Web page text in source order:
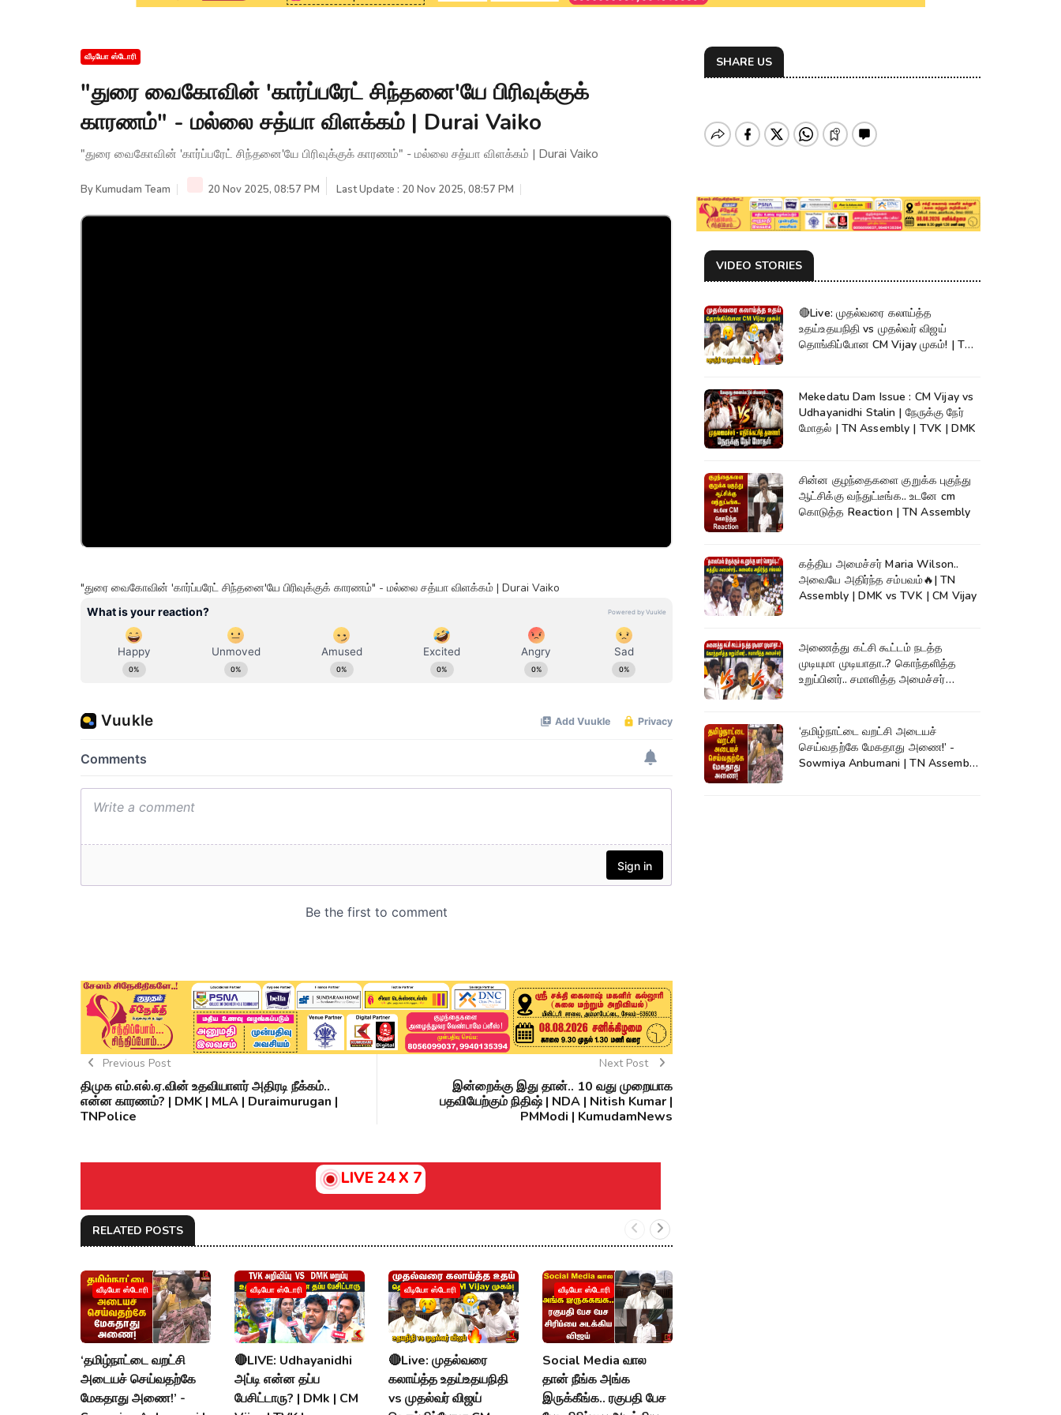
வீடியோ ஸ்டோரி
"துரை வைகோவின் 'கார்ப்பரேட் சிந்தனை'யே பிரிவுக்குக்
காரணம்" - மல்லை சத்யா விளக்கம் | Durai Vaiko
"துரை வைகோவின் 'கார்ப்பரேட் சிந்தனை'யே பிரிவுக்குக் காரணம்" - மல்லை சத்யா விளக்கம் | Durai Vaiko
ByKumudam Team 20 Nov 2025, 08:57 PM Last Update : 20 Nov 2025, 08:57 PM
"துரை வைகோவின் 'கார்ப்பரேட் சிந்தனை'யே பிரிவுக்குக் காரணம்" - மல்லை சத்யா விளக்கம் | Durai Vaiko
Previous Post
திமுக எம்.எல்.ஏ.வின் உதவியாளர் அதிரடி நீக்கம்..
என்ன காரணம்? | DMK | MLA | Duraimurugan |
TNPolice
Next Post
இன்றைக்கு இது தான்.. 10 வது முறையாக
பதவியேற்கும் நிதிஷ் | NDA | Nitish Kumar |
PMModi | KumudamNews
LIVE 24 X 7
RELATED POSTS
வீடியோ ஸ்டோரி
‘தமிழ்நாட்டை வறட்சி
அடையச் செய்வதற்கே
மேகதாது அணை!’ -
வீடியோ ஸ்டோரி
🔴LIVE: Udhayanidhi
அப்டி என்ன தப்ப
பேசிட்டாரு? | DMk | CM
வீடியோ ஸ்டோரி
🔴Live: முதல்வரை
கலாய்த்த உதய்உதயநிதி
vs முதல்வர் விஜய்
வீடியோ ஸ்டோரி
Social Media வால
தான் நீங்க அங்க
இருக்கீங்க.. ரகுபதி பேச
SHARE US
VIDEO STORIES
🔴Live: முதல்வரை கலாய்த்த
உதய்உதயநிதி vs முதல்வர் விஜய்
தொங்கிப்போன CM Vijay முகம்! | TN
Mekedatu Dam Issue : CM Vijay vs
Udhayanidhi Stalin | நேருக்கு நேர்
மோதல் | TN Assembly | TVK | DMK
சின்ன குழந்தைகளை குறுக்க புகுந்து
ஆட்சிக்கு வந்துட்டீங்க.. உடனே cm
கொடுத்த Reaction | TN Assembly
கத்திய அமைச்சர் Maria Wilson..
அவையே அதிர்ந்த சம்பவம்🔥| TN
Assembly | DMK vs TVK | CM Vijay
அணைத்து கட்சி கூட்டம் நடத்த
முடியுமா முடியாதா..? கொந்தளித்த
உறுப்பினர்.. சமாளித்த அமைச்சர்
‘தமிழ்நாட்டை வறட்சி அடையச்
செய்வதற்கே மேகதாது அணை!’ -
Sowmiya Anbumani | TN Assembly